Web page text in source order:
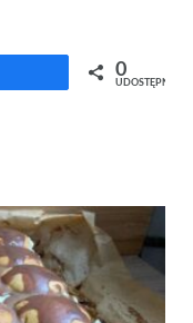
0
UDOSTĘPNIEŃ